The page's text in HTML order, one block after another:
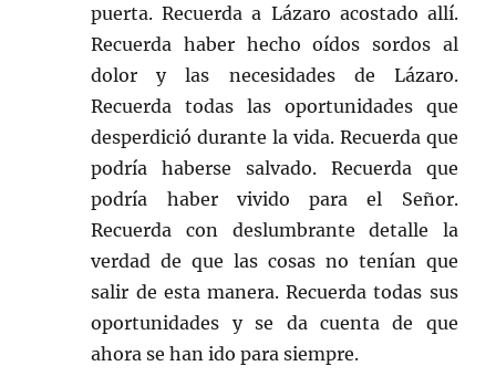
puerta. Recuerda a Lázaro acostado allí.
Recuerda haber hecho oídos sordos al
dolor y las necesidades de Lázaro.
Recuerda todas las oportunidades que
desperdició durante la vida. Recuerda que
podría haberse salvado. Recuerda que
podría haber vivido para el Señor.
Recuerda con deslumbrante detalle la
verdad de que las cosas no tenían que
salir de esta manera. Recuerda todas sus
oportunidades y se da cuenta de que
ahora se han ido para siempre.